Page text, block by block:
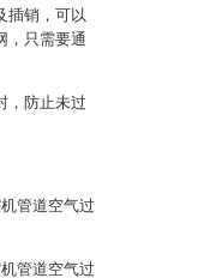
插销，可以
，只需要通
，防止未过
管道空气过
管道空气过